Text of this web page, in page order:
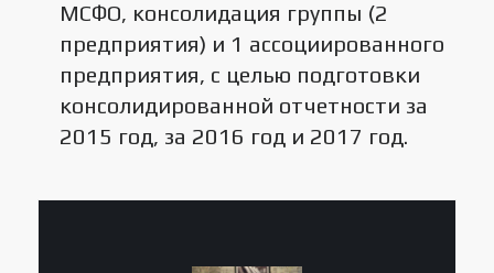
МСФО, консолидация группы (2
предприятия) и 1 ассоциированного
предприятия, с целью подготовки
консолидированной отчетности за
2015 год, за 2016 год и 2017 год.